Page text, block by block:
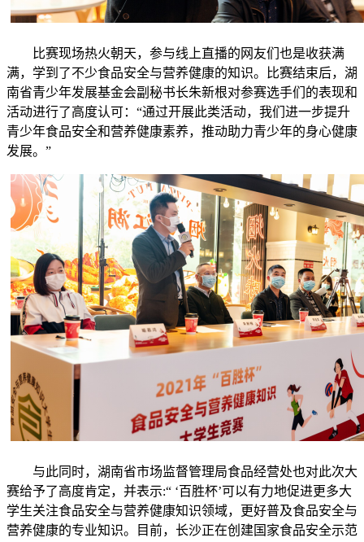
比赛现场热火朝天，参与线上直播的网友们也是收获满
满，学到了不少食品安全与营养健康的知识。比赛结束后，湖
南省青少年发展基金会副秘书长朱新根对参赛选手们的表现和
活动进行了高度认可：“通过开展此类活动，我们进一步提升
青少年食品安全和营养健康素养，推动助力青少年的身心健康
发展。”
与此同时，湖南省市场监督管理局食品经营处也对此次大
赛给予了高度肯定，并表示:“ ‘百胜杯’可以有力地促进更多大
学生关注食品安全与营养健康知识领域，更好普及食品安全与
营养健康的专业知识。目前，长沙正在创建国家食品安全示范